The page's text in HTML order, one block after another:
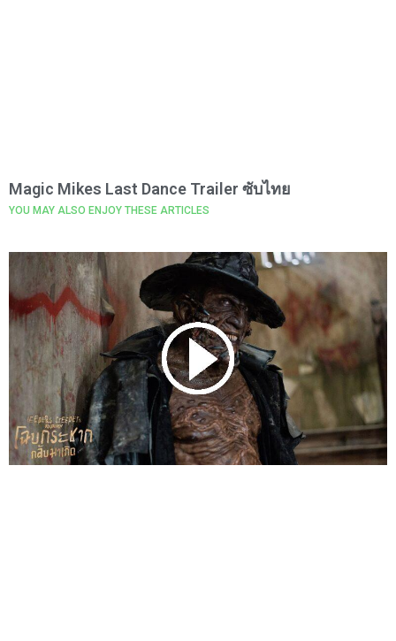
Magic Mikes Last Dance Trailer ซับไทย
YOU MAY ALSO ENJOY THESE ARTICLES